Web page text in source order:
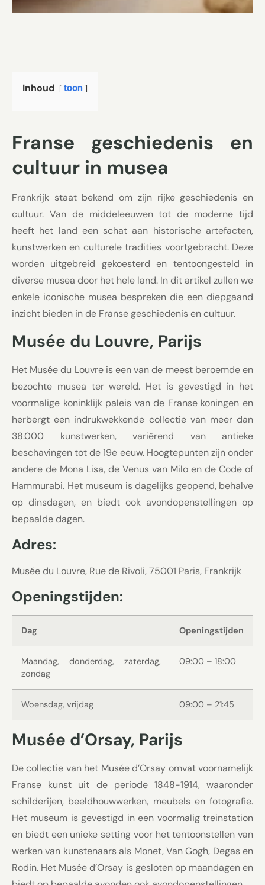
Inhoud toon
Franse geschiedenis en
cultuur in musea
Frankrijk staat bekend om zijn rijke geschiedenis en
cultuur. Van de middeleeuwen tot de moderne tijd
heeft het land een schat aan historische artefacten,
kunstwerken en culturele tradities voortgebracht. Deze
worden uitgebreid gekoesterd en tentoongesteld in
diverse musea door het hele land. In dit artikel zullen we
enkele iconische musea bespreken die een diepgaand
inzicht bieden in de Franse geschiedenis en cultuur.
Musée du Louvre, Parijs
Het Musée du Louvre is een van de meest beroemde en
bezochte musea ter wereld. Het is gevestigd in het
voormalige koninklijk paleis van de Franse koningen en
herbergt een indrukwekkende collectie van meer dan
38.000 kunstwerken, variërend van antieke
beschavingen tot de 19e eeuw. Hoogtepunten zijn onder
andere de Mona Lisa, de Venus van Milo en de Code of
Hammurabi. Het museum is dagelijks geopend, behalve
op dinsdagen, en biedt ook avondopenstellingen op
bepaalde dagen.
Adres:
Musée du Louvre, Rue de Rivoli, 75001 Paris, Frankrijk
Openingstijden:
Dag Openingstijden
Maandag, donderdag, zaterdag,
zondag
09:00 – 18:00
Woensdag, vrijdag 09:00 – 21:45
Musée d’Orsay, Parijs
De collectie van het Musée d’Orsay omvat voornamelijk
Franse kunst uit de periode 1848-1914, waaronder
schilderijen, beeldhouwwerken, meubels en fotografie.
Het museum is gevestigd in een voormalig treinstation
en biedt een unieke setting voor het tentoonstellen van
werken van kunstenaars als Monet, Van Gogh, Degas en
Rodin. Het Musée d’Orsay is gesloten op maandagen en